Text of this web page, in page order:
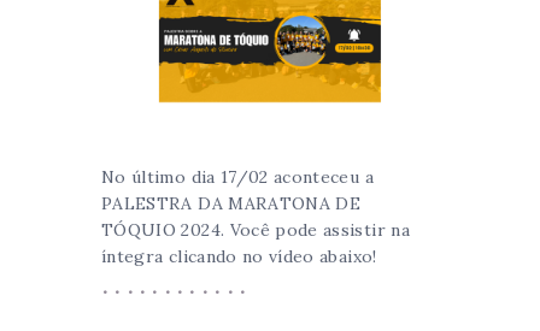
No último dia 17/02 aconteceu a
PALESTRA DA MARATONA DE
TÓQUIO 2024. Você pode assistir na
íntegra clicando no vídeo abaixo!